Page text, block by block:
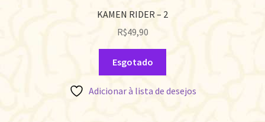
KAMEN RIDER – 2
R$49,90
Esgotado
Adicionar à lista de desejos